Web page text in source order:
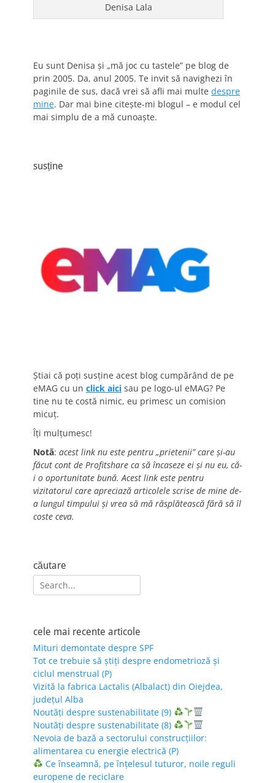
Denisa Lala
Eu sunt Denisa și „mă joc cu tastele” pe blog de
prin 2005. Da, anul 2005. Te invit să navighezi în
paginile de sus, dacă vrei să afli mai multe despre
mine. Dar mai bine citește-mi blogul – e modul cel
mai simplu de a mă cunoaște.
susține
Știai că poți susține acest blog cumpărând de pe
eMAG cu un click aici sau pe logo-ul eMAG? Pe
tine nu te costă nimic, eu primesc un comision
micuț.
Îți mulțumesc!
Notă: acest link nu este pentru „prietenii” care și-au
făcut cont de Profitshare ca să încaseze ei și nu eu, că-
i o oportunitate bună. Acest link este pentru
vizitatorul care apreciază articolele scrise de mine de-
a lungul timpului și vrea să mă răsplătească fără să îl
coste ceva.
căutare
Search
for:
cele mai recente articole
Mituri demontate despre SPF
Tot ce trebuie să știți despre endometrioză și
ciclul menstrual (P)
Vizită la fabrica Lactalis (Albalact) din Oiejdea,
județul Alba
Noutăți despre sustenabilitate (9)
Noutăți despre sustenabilitate (8)
Nevoia de bază a sectorului construcțiilor:
alimentarea cu energie electrică (P)
Ce înseamnă, pe înțelesul tuturor, noile reguli
europene de reciclare